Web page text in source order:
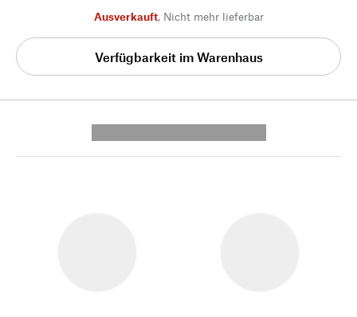
Ausverkauft, Nicht mehr lieferbar
Verfügbarkeit im Warenhaus